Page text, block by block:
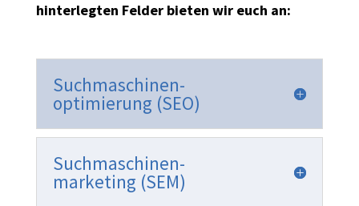
hinterlegten Felder bieten wir euch an:
Suchmaschinen-
optimierung (SEO)
Suchmaschinen-
marketing (SEM)